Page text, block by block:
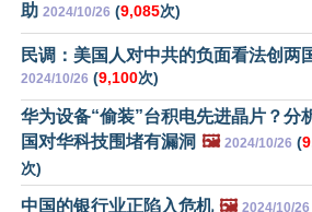
助 2024/10/26 (9,085次)
民调：美国人对中共的负面看法创两
2024/10/26 (9,100次)
华为设备“偷装”台积电先进晶片？分
国对华科技围堵有漏洞 🖼️ 2024/10/26 (
次)
中国的银行业正陷入危机 🖼️ 2024/10/26